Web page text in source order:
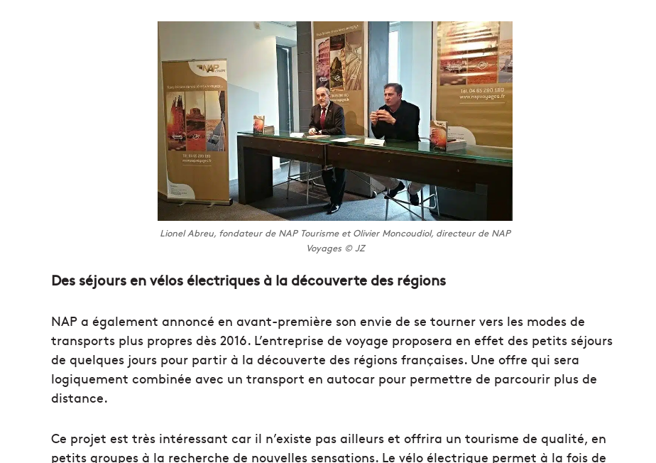
Lionel Abreu, fondateur de NAP Tourisme et Olivier Moncoudiol, directeur de NAP
Voyages © JZ
Des séjours en vélos électriques à la découverte des régions
NAP a également annoncé en avant-première son envie de se tourner vers les modes de
transports plus propres dès 2016. L’entreprise de voyage proposera en effet des petits séjours
de quelques jours pour partir à la découverte des régions françaises. Une offre qui sera
logiquement combinée avec un transport en autocar pour permettre de parcourir plus de
distance.
Ce projet est très intéressant car il n’existe pas ailleurs et offrira un tourisme de qualité, en
petits groupes à la recherche de nouvelles sensations. Le vélo électrique permet à la fois de